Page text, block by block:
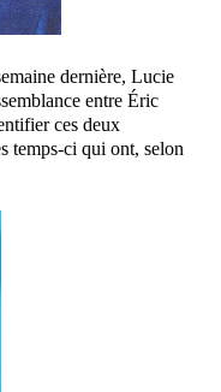
dernière, Lucie
entre Éric
ces deux
temps-ci qui ont, selon